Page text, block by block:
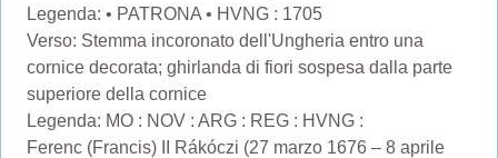
Legenda: • PATRONA • HVNG : 1705
Verso: Stemma incoronato dell'Ungheria entro una
cornice decorata; ghirlanda di fiori sospesa dalla parte
superiore della cornice
Legenda: MO : NOV : ARG : REG : HVNG :
Ferenc (Francis) II Rákóczi (27 marzo 1676 – 8 aprile